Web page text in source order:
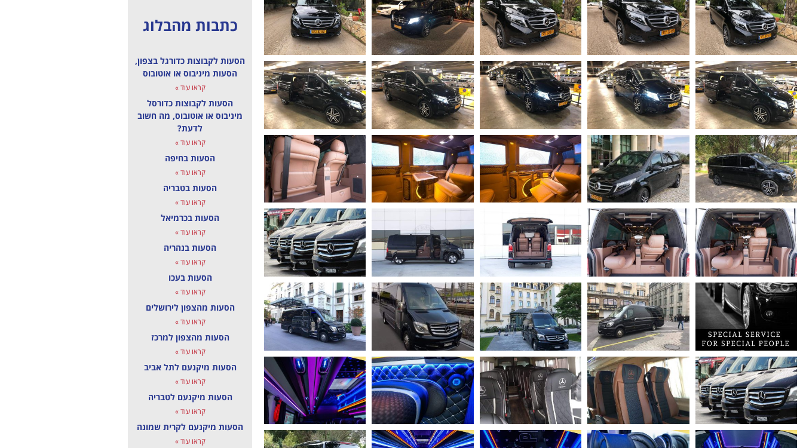
כתבות מהבלוג
הסעות לקבוצות כדורגל בצפון,
הסעות מיניבוס או אוטובוס
קראו עוד »
הסעות לקבוצות כדורסל
מיניבוס או אוטובוס, מה חשוב
לדעת?
קראו עוד »
הסעות בחיפה
קראו עוד »
הסעות בטבריה
קראו עוד »
הסעות בכרמיאל
קראו עוד »
הסעות בנהריה
קראו עוד »
הסעות בעכו
קראו עוד »
הסעות מהצפון לירושלים
קראו עוד »
הסעות מהצפון למרכז
קראו עוד »
הסעות מיקנעם לתל אביב
קראו עוד »
הסעות מיקנעם לטבריה
קראו עוד »
הסעות מיקנעם לקרית שמונה
קראו עוד »